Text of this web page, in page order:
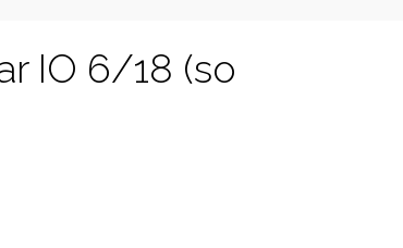
IO 6/18 (so